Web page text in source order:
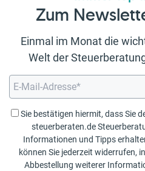
Zum
Einmal im Monat die
Welt der
Sie bestätigen hiermit, dass Sie
steuerberaten.de
Informationen und Tipps
können Sie jederzeit widerrufen,
Abbestellung weiterer Informationen enthalten sein. Weitere